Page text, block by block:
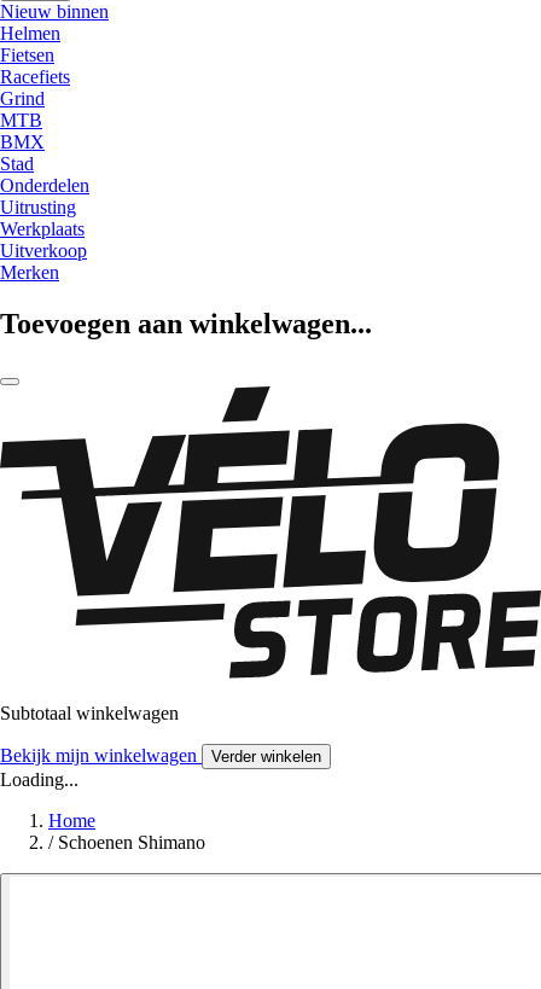
Nieuw binnen
Helmen
Fietsen
Racefiets
Grind
MTB
BMX
Stad
Onderdelen
Uitrusting
Werkplaats
Uitverkoop
Merken
Toevoegen aan winkelwagen...
Subtotaal winkelwagen
Bekijk mijn winkelwagen Verder winkelen
Loading...
Home
/ Schoenen Shimano